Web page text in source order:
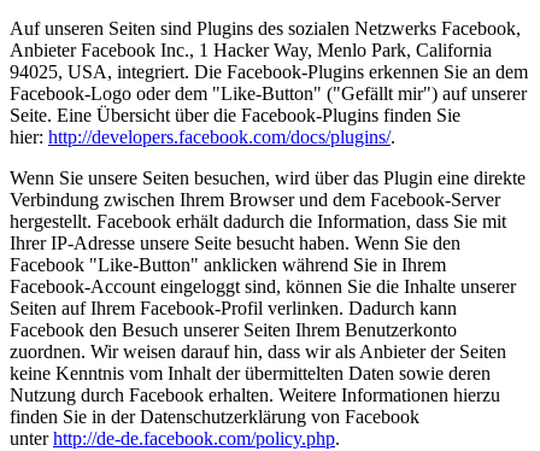
Auf unseren Seiten sind Plugins des sozialen Netzwerks Facebook,
Anbieter Facebook Inc., 1 Hacker Way, Menlo Park, California
94025, USA, integriert. Die Facebook-Plugins erkennen Sie an dem
Facebook-Logo oder dem "Like-Button" ("Gefällt mir") auf unserer
Seite. Eine Übersicht über die Facebook-Plugins finden Sie
hier: http://developers.facebook.com/docs/plugins/.
Wenn Sie unsere Seiten besuchen, wird über das Plugin eine direkte
Verbindung zwischen Ihrem Browser und dem Facebook-Server
hergestellt. Facebook erhält dadurch die Information, dass Sie mit
Ihrer IP-Adresse unsere Seite besucht haben. Wenn Sie den
Facebook "Like-Button" anklicken während Sie in Ihrem
Facebook-Account eingeloggt sind, können Sie die Inhalte unserer
Seiten auf Ihrem Facebook-Profil verlinken. Dadurch kann
Facebook den Besuch unserer Seiten Ihrem Benutzerkonto
zuordnen. Wir weisen darauf hin, dass wir als Anbieter der Seiten
keine Kenntnis vom Inhalt der übermittelten Daten sowie deren
Nutzung durch Facebook erhalten. Weitere Informationen hierzu
finden Sie in der Datenschutzerklärung von Facebook
unterhttp://de-de.facebook.com/policy.php.